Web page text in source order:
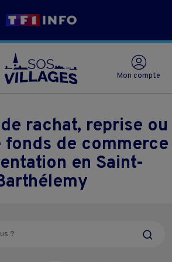
Mon compte
rachat, reprise ou
fonds de commerce
en Saint-